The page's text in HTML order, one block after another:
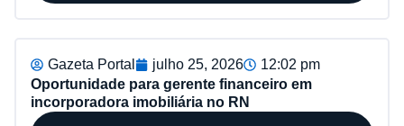
Gazeta Portal julho 25, 2026
12:02 pm
Oportunidade para gerente financeiro em
incorporadora imobiliária no RN